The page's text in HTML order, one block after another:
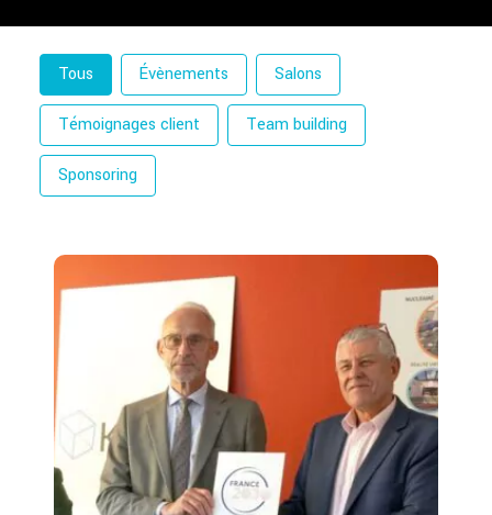
Filtre par catégorie
Tous Évènements Salons
Témoignages client Team building
Sponsoring